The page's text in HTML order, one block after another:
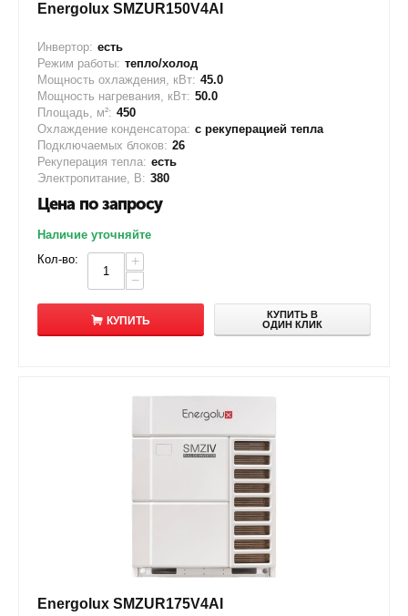
Energolux SMZUR150V4AI
Инвертор: есть
Режим работы: тепло/холод
Мощность охлаждения, кВт: 45.0
Мощность нагревания, кВт: 50.0
Площадь, м²: 450
Охлаждение конденсатора: с рекуперацией тепла
Подключаемых блоков: 26
Рекуперация тепла: есть
Электропитание, В: 380
Цена по запросу
Наличие уточняйте
Кол-во:
+
−
КУПИТЬ
КУПИТЬ В
ОДИН КЛИК
Energolux SMZUR175V4AI